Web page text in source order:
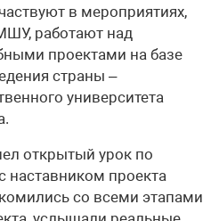
в мероприятиях,
работают над
проектами на базе
страны –
университета
открытый урок по
наставником проекта
со всеми этапами